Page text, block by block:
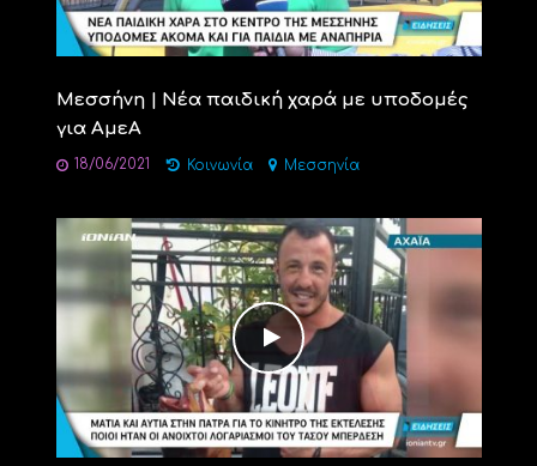
Μεσσήνη | Νέα παιδική χαρά με υποδομές
για ΑμεΑ
18/06/2021 Κοινωνία Μεσσηνία